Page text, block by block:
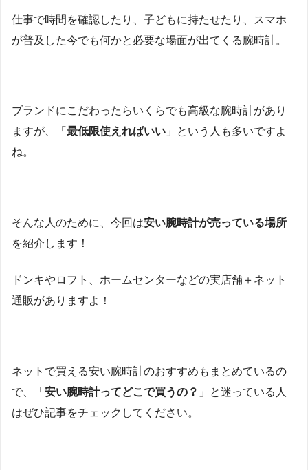
仕事で時間を確認したり、子どもに持たせたり、スマホ
が普及した今でも何かと必要な場面が出てくる腕時計。
ブランドにこだわったらいくらでも高級な腕時計があり
ますが、「 最低限使えればいい 」という人も多いですよ
ね。
そんな人のために、今回は安い腕時計が売っている場所
を紹介します！
ドンキやロフト、ホームセンターなどの実店舗＋ネット
通販がありますよ！
ネットで買える安い腕時計のおすすめもまとめているの
で、「 安い腕時計ってどこで買うの？ 」と迷っている人
はぜひ記事をチェックしてください。